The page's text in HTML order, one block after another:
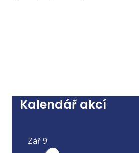
Kalendář akcí
Zář9